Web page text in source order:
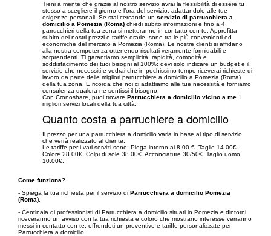
Tieni a mente che grazie al nostro servizio avrai la flessibilità di essere tu
stesso a scegliere il giorno e l’ora del servizio, adattandolo alle tue
esigenze personali. Se stai cercando un servizio di parrucchiera a
domicilio a Pomezia (Roma) chiedi subito informazioni e fino a 4
parrucchieri della tua zona si metteranno in contatto con te. Approfitta
subito dei nostri prezzi e tariffe orarie, sono tra le più convenienti ed
economiche del mercato a Pomezia (Roma). Le nostre clienti si affidano
alla nostra competenza ottenendo risultati veramente formidabili e
sorprendenti. Ti garantiamo semplicità, rapidità, comodità e
soddisfacimento dei tuoi bisogni al 100%: devi solo indicare un budget e il
servizio che necessiti e vedrai che in pochissimo tempo riceverai richieste di
lavoro da parte delle migliori parrucchiere a domicilio a Pomezia (Roma)
della tua zona. E ricorda che noi ci adattiamo alle tue necessità e forniamo
consulenza qualora ne sentissi il bisogno.
Con Cronoshare, puoi trovare Parrucchiera a domicilio vicino a me . I
migliori servizi locali della tua città.
Quanto costa a parruchiere a domicilio
Il prezzo per una parrucchiera a domicilio varia in base al tipo di servizio
che verrà realizzato al cliente.
Le tariffe per i vari servizi sono: Piega intorno ai 8.00 €. Taglio 14.00€.
Colore 28.00€. Colpi di sole 38.00€. Acconciature 30/50€. Taglio uomo
10.00€.
Come funziona?
- Spiega la tua richiesta per il servizio di Parrucchiera a domicilio Pomezia
(Roma)
- Centinaia di professionisti di Parrucchiera a domicilio situati in Pomezia e dintorni
riceveranno un avviso con la tua richiesta e coloro che mostrano interesse verranno
messi in contatto con te, offrendoti un preventivo e tariffe personalizzate per
Parrucchiera a domicilio.